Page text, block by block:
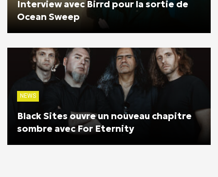
Interview avec Birrd pour la sortie de
Ocean Sweep
NEWS
Black Sites ouvre un nouveau chapitre
sombre avec For Eternity